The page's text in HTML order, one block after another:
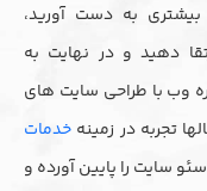
به دست آورید،
دهید و در نهایت به
ره وب با طراحی سایت های
تجربه در زمینه خدمات
سایت را پایین آورده و